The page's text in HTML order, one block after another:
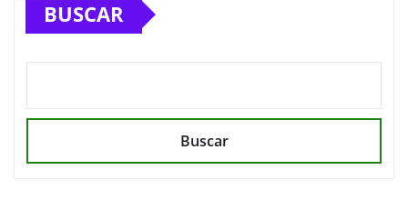
BUSCAR
Buscar